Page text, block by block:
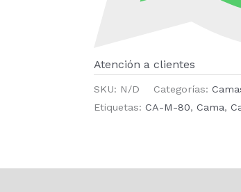
Atención a clientes
SKU: N/D Categorías:
Etiquetas: CA-M-80, Cama,